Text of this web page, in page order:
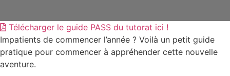
Télécharger le guide PASS du tutorat ici !
Impatients de commencer l’année ? Voilà un petit guide
pratique pour commencer à appréhender cette nouvelle
aventure.